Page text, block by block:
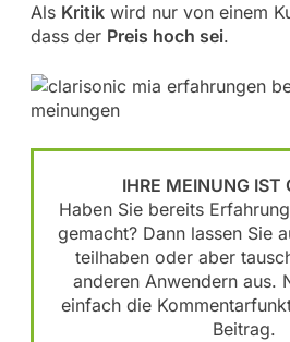
Als Kritikwird nur von einem
dass der Preis hoch sei.
IHRE MEINUNG IST
Haben Sie bereits
gemacht? Dann lassen Sie
teilhaben oder aber
anderen Anwendern aus.
einfach die
Beitrag.